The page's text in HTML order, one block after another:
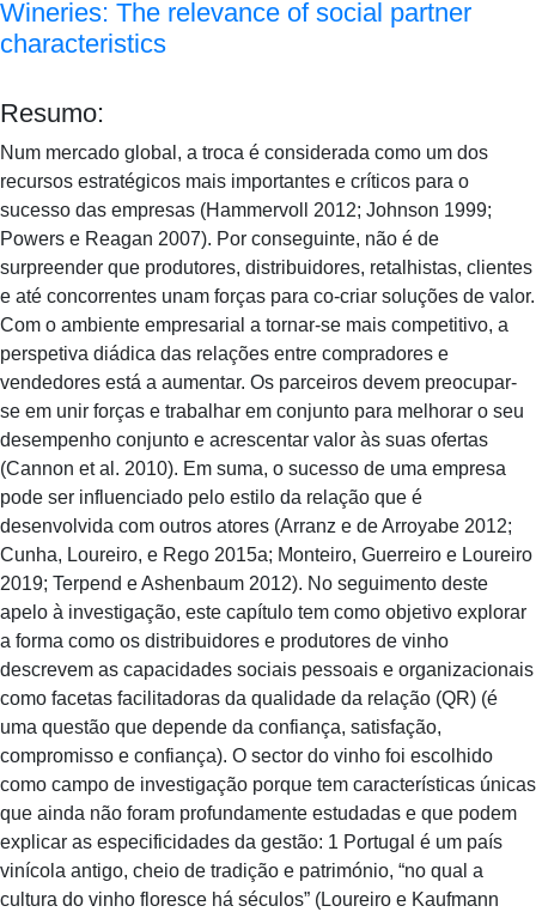
Wineries: The relevance of social partner
characteristics
Resumo:
Num mercado global, a troca é considerada como um dos
recursos estratégicos mais importantes e críticos para o
sucesso das empresas (Hammervoll 2012; Johnson 1999;
Powers e Reagan 2007). Por conseguinte, não é de
surpreender que produtores, distribuidores, retalhistas, clientes
e até concorrentes unam forças para co-criar soluções de valor.
Com o ambiente empresarial a tornar-se mais competitivo, a
perspetiva diádica das relações entre compradores e
vendedores está a aumentar. Os parceiros devem preocupar-
se em unir forças e trabalhar em conjunto para melhorar o seu
desempenho conjunto e acrescentar valor às suas ofertas
(Cannon et al. 2010). Em suma, o sucesso de uma empresa
pode ser influenciado pelo estilo da relação que é
desenvolvida com outros atores (Arranz e de Arroyabe 2012;
Cunha, Loureiro, e Rego 2015a; Monteiro, Guerreiro e Loureiro
2019; Terpend e Ashenbaum 2012). No seguimento deste
apelo à investigação, este capítulo tem como objetivo explorar
a forma como os distribuidores e produtores de vinho
descrevem as capacidades sociais pessoais e organizacionais
como facetas facilitadoras da qualidade da relação (QR) (é
uma questão que depende da confiança, satisfação,
compromisso e confiança). O sector do vinho foi escolhido
como campo de investigação porque tem características únicas
que ainda não foram profundamente estudadas e que podem
explicar as especificidades da gestão: 1 Portugal é um país
vinícola antigo, cheio de tradição e património, “no qual a
cultura do vinho floresce há séculos” (Loureiro e Kaufmann